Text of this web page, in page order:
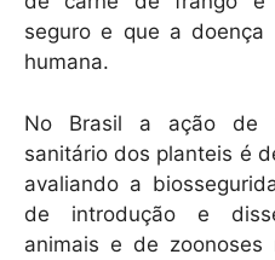
seguro e que a
humana.
No Brasil a ação de
sanitário dos planteis é
avaliando a
de introdução e
animais e de zoonoses